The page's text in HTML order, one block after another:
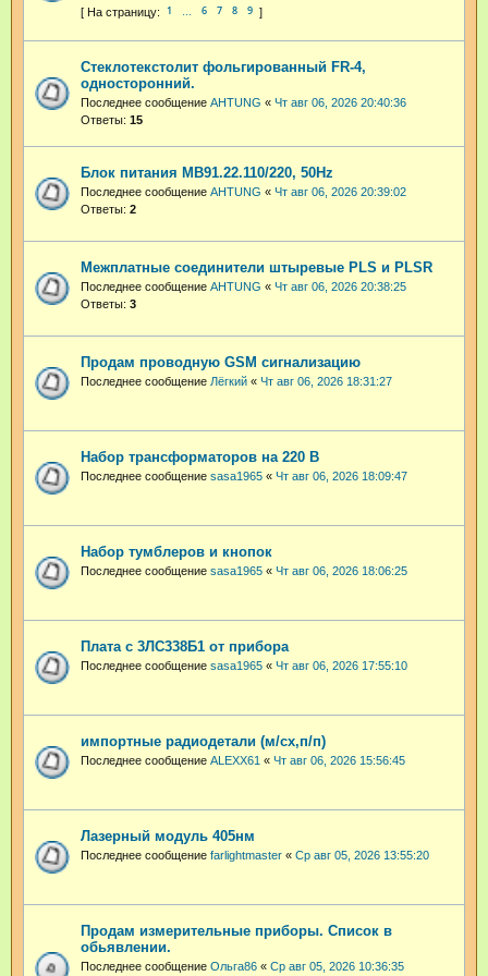
1 6 7 8 9
Стеклотекстолит фольгированный FR-4,
односторонний.
Последнее сообщение AHTUNG « Чт авг 06, 2026 20:40:36
Ответы: 15
Блок питания МВ91.22.110/220, 50Hz
Последнее сообщение AHTUNG « Чт авг 06, 2026 20:39:02
Ответы: 2
Межплатные соединители штыревые PLS и PLSR
Последнее сообщение AHTUNG « Чт авг 06, 2026 20:38:25
Ответы: 3
Продам проводную GSM сигнализацию
Последнее сообщение Лёгкий « Чт авг 06, 2026 18:31:27
Набор трансформаторов на 220 В
Последнее сообщение sasa1965 « Чт авг 06, 2026 18:09:47
Набор тумблеров и кнопок
Последнее сообщение sasa1965 « Чт авг 06, 2026 18:06:25
Плата с 3ЛС338Б1 от прибора
Последнее сообщение sasa1965 « Чт авг 06, 2026 17:55:10
импортные радиодетали (м/сх,п/п)
Последнее сообщение ALEXX61 « Чт авг 06, 2026 15:56:45
Лазерный модуль 405нм
Последнее сообщение farlightmaster « Ср авг 05, 2026 13:55:20
Продам измерительные приборы. Список в
обьявлении.
Последнее сообщение Ольга86 « Ср авг 05, 2026 10:36:35